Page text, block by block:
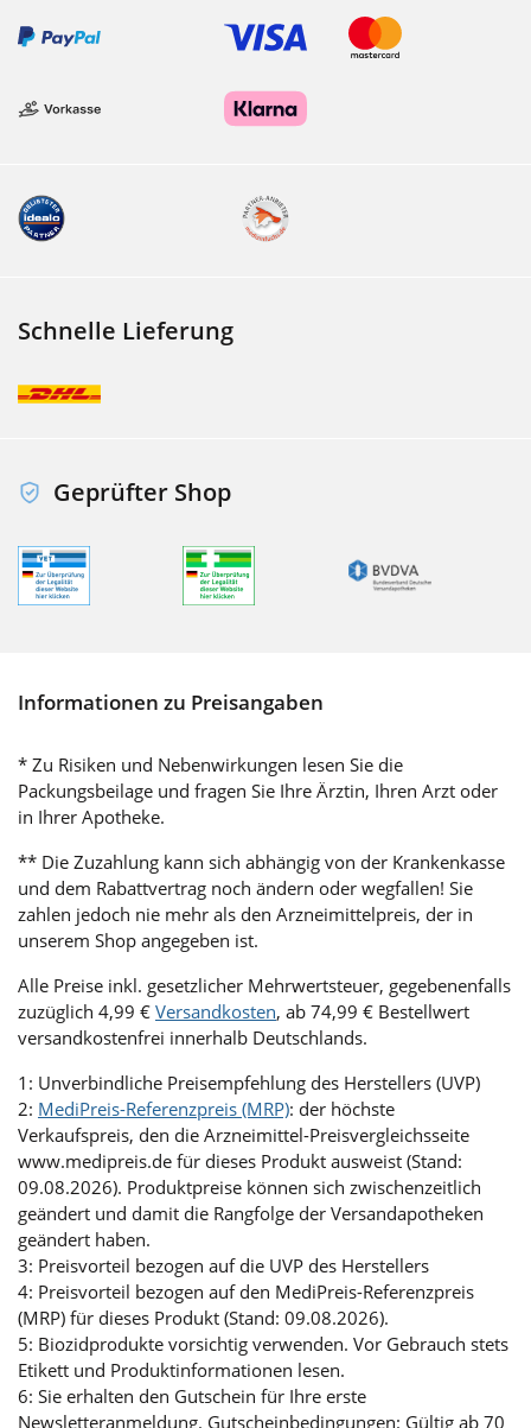
Schnelle Lieferung
Geprüfter Shop
Informationen zu Preisangaben
* Zu Risiken und Nebenwirkungen lesen Sie die
Packungsbeilage und fragen Sie Ihre Ärztin, Ihren Arzt oder
in Ihrer Apotheke.
** Die Zuzahlung kann sich abhängig von der Krankenkasse
und dem Rabattvertrag noch ändern oder wegfallen! Sie
zahlen jedoch nie mehr als den Arzneimittelpreis, der in
unserem Shop angegeben ist.
Alle Preise inkl. gesetzlicher Mehrwertsteuer, gegebenenfalls
zuzüglich 4,99 € Versandkosten, ab 74,99 € Bestellwert
versandkostenfrei innerhalb Deutschlands.
1: Unverbindliche Preisempfehlung des Herstellers (UVP)
2: MediPreis-Referenzpreis (MRP): der höchste
Verkaufspreis, den die Arzneimittel-Preisvergleichsseite
www.medipreis.de für dieses Produkt ausweist (Stand:
09.08.2026). Produktpreise können sich zwischenzeitlich
geändert und damit die Rangfolge der Versandapotheken
geändert haben.
3: Preisvorteil bezogen auf die UVP des Herstellers
4: Preisvorteil bezogen auf den MediPreis-Referenzpreis
(MRP) für dieses Produkt (Stand: 09.08.2026).
5: Biozidprodukte vorsichtig verwenden. Vor Gebrauch stets
Etikett und Produktinformationen lesen.
6: Sie erhalten den Gutschein für Ihre erste
Newsletteranmeldung. Gutscheinbedingungen: Gültig ab 70